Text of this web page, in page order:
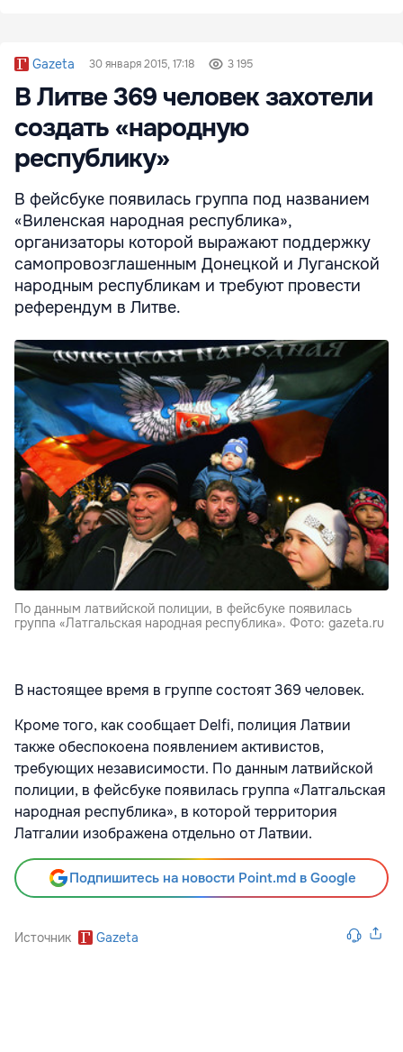
Gazeta 30 января 2015, 17:18 3 195
В Литве 369 человек захотели
создать «народную
республику»
В фейсбуке появилась группа под названием
«Виленская народная республика»,
организаторы которой выражают поддержку
самопровозглашенным Донецкой и Луганской
народным республикам и требуют провести
референдум в Литве.
По данным латвийской полиции, в фейсбуке появилась
группа «Латгальская народная республика». Фото: gazeta.ru
В настоящее время в группе состоят 369 человек.
Кроме того, как сообщает Delfi, полиция Латвии
также обеспокоена появлением активистов,
требующих независимости. По данным латвийской
полиции, в фейсбуке появилась группа «Латгальская
народная республика», в которой территория
Латгалии изображена отдельно от Латвии.
Подпишитесь на новости Point.md в Google
Источник Gazeta